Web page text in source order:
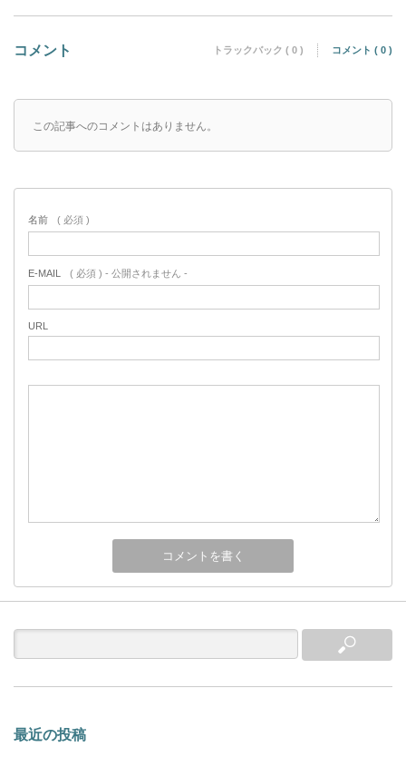
コメント トラックバック ( 0 ) コメント ( 0 )
この記事へのコメントはありません。
名前 ( 必須 )
E-MAIL ( 必須 ) - 公開されません -
URL
最近の投稿